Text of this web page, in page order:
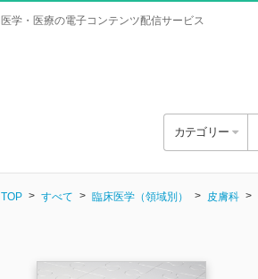
医学・医療の電子コンテンツ配信サービス
カテゴリー
TOP すべて 臨床医学（領域別） 皮膚科